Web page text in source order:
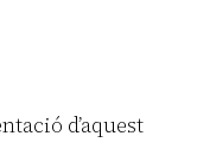
d’aquest